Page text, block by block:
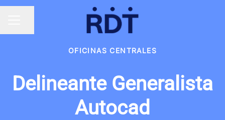
OFICINAS CENTRALES
Delineante Generalista
Autocad